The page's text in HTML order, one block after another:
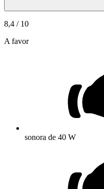
8,4 / 10
A favor
sonora de 40 W